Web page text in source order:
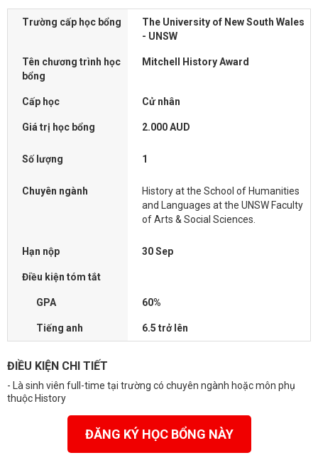
Trường cấp học bổng
The University of New South Wales
- UNSW
Tên chương trình học
bổng
Mitchell History Award
Cấp học Cử nhân
Giá trị học bổng 2.000 AUD
Số lượng 1
Chuyên ngành
History at the School of Humanities
and Languages at the UNSW Faculty
of Arts & Social Sciences.
Hạn nộp 30 Sep
Điều kiện tóm tắt
GPA 60%
Tiếng anh 6.5 trở lên
ĐIỀU KIỆN CHI TIẾT
- Là sinh viên full-time tại trường có chuyên ngành hoặc môn phụ
thuộc History
ĐĂNG KÝ HỌC BỔNG NÀY